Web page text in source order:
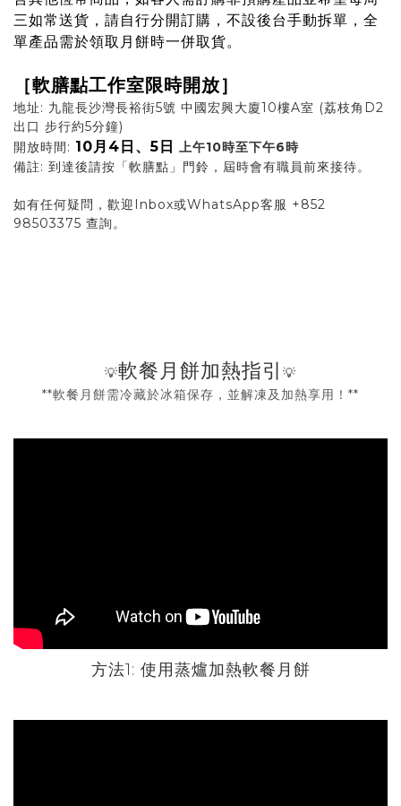
三如常送貨，請自行分開訂購，不設後台手動拆單，全
單產品需於領取月餅時一併取貨。
［軟膳點工作室限時開放］
地址: 九龍長沙灣長裕街5號 中國宏興大廈10樓A室 (荔枝角D2
出口 步行約5分鐘)
開放時間: 10 月 4日、5日 上午10時至下午6時
備註: 到達後請按「軟膳點」門鈴，屆時會有職員前來接待。
如有任何疑問，歡迎Inbox或WhatsApp客服 +852
98503375 查詢。
💡軟餐月餅加熱指引 💡
**軟餐月餅需冷藏於冰箱保存，並解凍及加熱享用！**
方法1: 使用蒸爐加熱軟餐月餅